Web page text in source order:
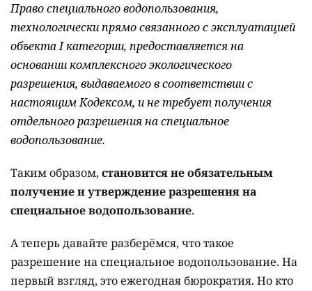
Право специального водопользования,
технологически прямо связанного с эксплуатацией
объекта I категории, предоставляется на
основании комплексного экологического
разрешения, выдаваемого в соответствии с
настоящим Кодексом, и не требует получения
отдельного разрешения на специальное
водопользование.
Таким образом, становится не обязательным
получение и утверждение разрешения на
специальное водопользование.
А теперь давайте разберёмся, что такое
разрешение на специальное водопользование. На
первый взгляд, это ежегодная бюрократия. Но кто